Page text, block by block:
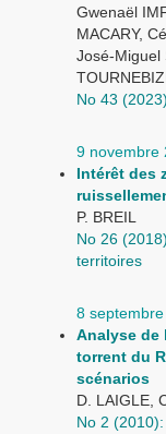
Gwenaël
MACARY,
José-Miguel
No 43
9 novembre
Intérêt des
P. BREIL
No 26
territoires
8
Analyse de
torrent du
scénarios
D. LAIGLE,
No 2